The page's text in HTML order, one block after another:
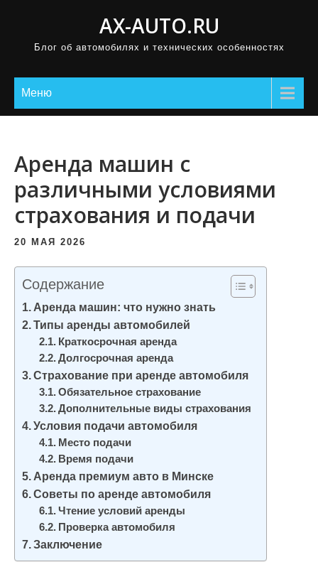
AX-AUTO.RU
Блог об автомобилях и технических особенностях
Меню
Аренда машин с
различными условиями
страхования и подачи
20 МАЯ 2026
Содержание
Аренда машин: что нужно знать
Типы аренды автомобилей
Краткосрочная аренда
Долгосрочная аренда
Страхование при аренде автомобиля
Обязательное страхование
Дополнительные виды страхования
Условия подачи автомобиля
Место подачи
Время подачи
Аренда премиум авто в Минске
Советы по аренде автомобиля
Чтение условий аренды
Проверка автомобиля
Заключение